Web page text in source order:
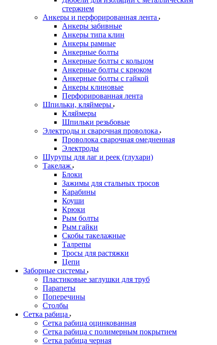
стержнем
Анкеры и перфорированная лента
Анкеры забивные
Анкеры типа клин
Анкеры рамные
Анкерные болты
Анкерные болты с кольцом
Анкерные болты с крюком
Анкерные болты с гайкой
Анкеры клиновые
Перфорированная лента
Шпильки, кляймеры
Кляймеры
Шпильки резьбовые
Электроды и сварочная проволока
Проволока сварочная омедненная
Электроды
Шурупы для лаг и реек (глухари)
Такелаж
Блоки
Зажимы для стальных тросов
Карабины
Коуши
Крюки
Рым болты
Рым гайки
Скобы такелажные
Талрепы
Тросы для растяжки
Цепи
Заборные системы
Пластиковые заглушки для труб
Парапеты
Поперечины
Столбы
Сетка рабица
Сетка рабица оцинкованная
Сетка рабица с полимерным покрытием
Сетка рабица черная